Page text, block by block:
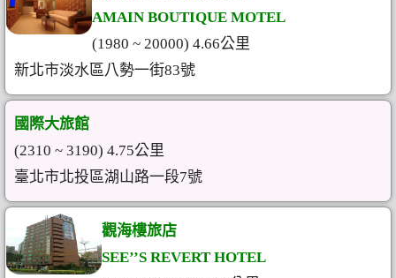
AMAIN BOUTIQUE MOTEL
(1980 ~ 20000) 4.66公里
新北市淡水區八勢一街83號
國際大旅館
(2310 ~ 3190) 4.75公里
臺北市北投區湖山路一段7號
觀海樓旅店
SEE’’S REVERT HOTEL